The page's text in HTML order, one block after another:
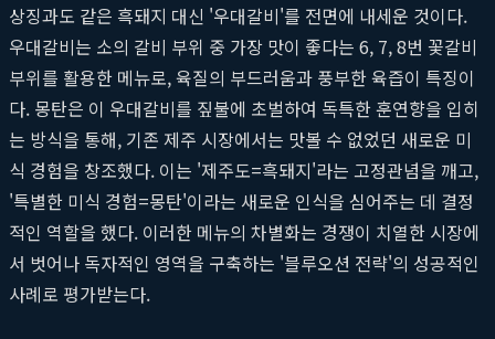
상징과도 같은 흑돼지 대신 '우대갈비'를 전면에 내세운 것이다.
우대갈비는 소의 갈비 부위 중 가장 맛이 좋다는 6, 7, 8번 꽃갈비
부위를 활용한 메뉴로, 육질의 부드러움과 풍부한 육즙이 특징이
다. 몽탄은 이 우대갈비를 짚불에 초벌하여 독특한 훈연향을 입히
는 방식을 통해, 기존 제주 시장에서는 맛볼 수 없었던 새로운 미
식 경험을 창조했다. 이는 '제주도=흑돼지'라는 고정관념을 깨고,
'특별한 미식 경험=몽탄'이라는 새로운 인식을 심어주는 데 결정
적인 역할을 했다. 이러한 메뉴의 차별화는 경쟁이 치열한 시장에
서 벗어나 독자적인 영역을 구축하는 '블루오션 전략'의 성공적인
사례로 평가받는다.